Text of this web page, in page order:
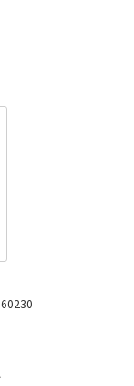
D98160230